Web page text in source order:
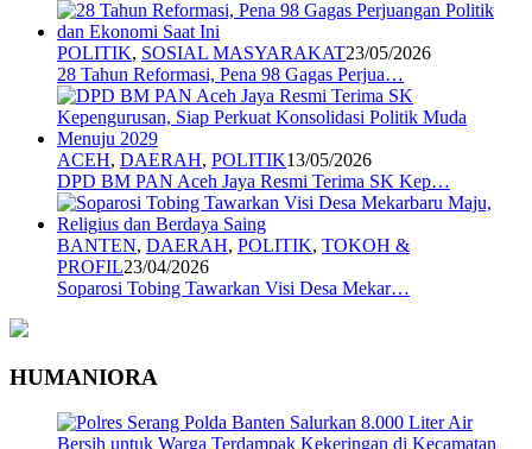
POLITIK, SOSIAL MASYARAKAT23/05/2026
28 Tahun Reformasi, Pena 98 Gagas Perjua…
ACEH, DAERAH, POLITIK13/05/2026
DPD BM PAN Aceh Jaya Resmi Terima SK Kep…
BANTEN, DAERAH, POLITIK, TOKOH &
PROFIL23/04/2026
Soparosi Tobing Tawarkan Visi Desa Mekar…
HUMANIORA